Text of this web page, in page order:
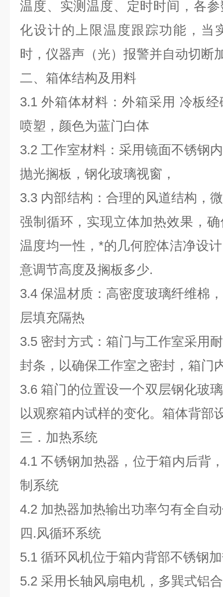
温度、实测温度、定时时间，各
化设计的上限温度跟踪功能，当
时，仪器声（光）报警并自动切断
二、箱体结构及用料
3.1 外箱体材料：外箱采用 冷板
喷塑，颜色为蓝门白体
3.2工作室材料：采用镜面不锈钢
抛光搁板，钢化玻璃视窗，
3.3 内部结构：合理的风道结构，
强制循环，实现立体加热效果，
温度均一性，*的几何腔体洁净设
意调节高度及搁板多少.
3.4保温材质：高密度玻璃纤维棉
层填充隔热
3.5 密封方式：箱门与工作室采用
封条，以确保工作室之密封，箱门
3.6箱门的位置设一个双层钢化玻
以观察箱内试样的变化。箱体背部
三．加热系统
4.1不锈钢加热器，位于箱内后背
制系统
4.2 加热器加热输出功率匀有全自
四.风循环系统
5.1 循环风机位于箱内背部不锈钢
5.2 采用长轴风扇电机，多巽式铝